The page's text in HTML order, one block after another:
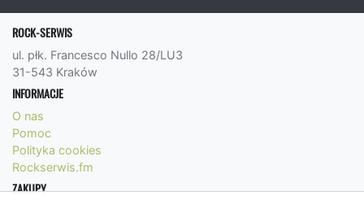
ROCK-SERWIS
ul. płk. Francesco Nullo 28/LU3
31-543 Kraków
INFORMACJE
O nas
Pomoc
Polityka cookies
Rockserwis.fm
ZAKUPY